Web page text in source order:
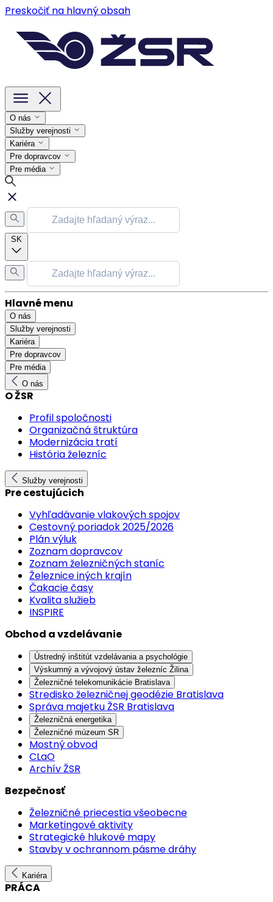
Preskočiť na hlavný obsah
O nás
Služby verejnosti
Kariéra
Pre dopravcov
Pre média
SK
Hlavné menu
O nás
Služby verejnosti
Kariéra
Pre dopravcov
Pre média
O nás
O ŽSR
Profil spoločnosti
Organizačná štruktúra
Modernizácia tratí
História železníc
Služby verejnosti
Pre cestujúcich
Vyhľadávanie vlakových spojov
Cestovný poriadok 2025/2026
Plán výluk
Zoznam dopravcov
Zoznam železničných staníc
Železnice iných krajín
Čakacie časy
Kvalita služieb
INSPIRE
Obchod a vzdelávanie
Ústredný inštitút vzdelávania a psychológie
Výskumný a vývojový ústav železníc Žilina
Železničné telekomunikácie Bratislava
Stredisko železničnej geodézie Bratislava
Správa majetku ŽSR Bratislava
Železničná energetika
Železničné múzeum SR
Mostný obvod
CLaO
Archív ŽSR
Bezpečnosť
Železničné priecestia všeobecne
Marketingové aktivity
Strategické hlukové mapy
Stavby v ochrannom pásme dráhy
Kariéra
PRÁCA